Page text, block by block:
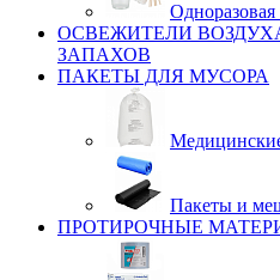
Одноразовая
ОСВЕЖИТЕЛИ
ЗАПАХОВ
ПАКЕТЫ ДЛЯ МУСОРА
Пакеты и
ПРОТИРОЧНЫЕ